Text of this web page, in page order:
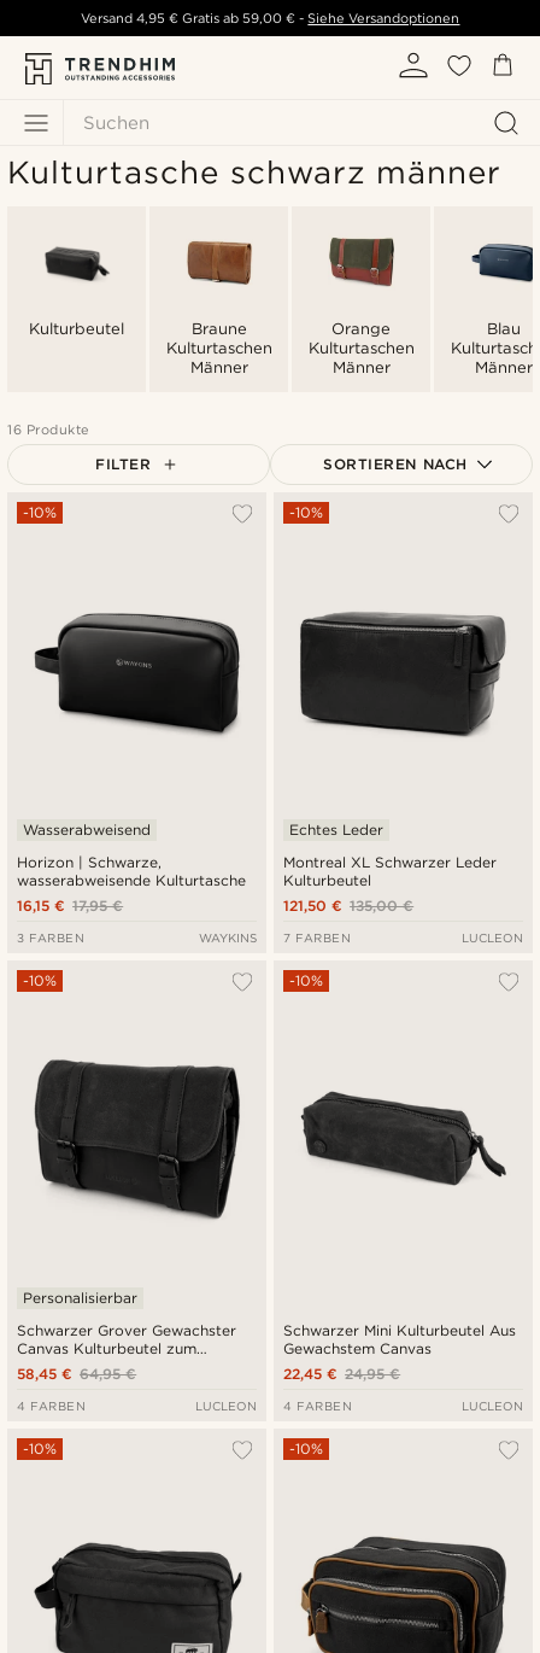
Suchen
Versand 4,95 € Gratis ab 59,00 € - Siehe Versandoptionen
Kulturtasche schwarz männer
Kulturbeutel
Braune
Kulturtaschen
Männer
Orange
Kulturtaschen
Männer
Blau
Männer
16 Produkte
FILTER SORTIEREN NACH
Am Beliebtesten
Höchster Preis
Horizon | Schwarze,
wasserabweisende Kulturtasche
-10%
Wasserabweisend
17,95 €
16,15 €
3 FARBEN WAYKINS
Montreal XL Schwarzer Leder
Kulturbeutel
-10%
Echtes Leder
135,00 €
121,50 €
7 FARBEN LUCLEON
Schwarzer Grover Gewachster
Canvas Kulturbeutel zum
Ausrollen
-10%
Personalisierbar
64,95 €
58,45 €
4 FARBEN LUCLEON
Schwarzer Mini Kulturbeutel Aus
Gewachstem Canvas
-10%
24,95 €
22,45 €
4 FARBEN LUCLEON
-10% -10%